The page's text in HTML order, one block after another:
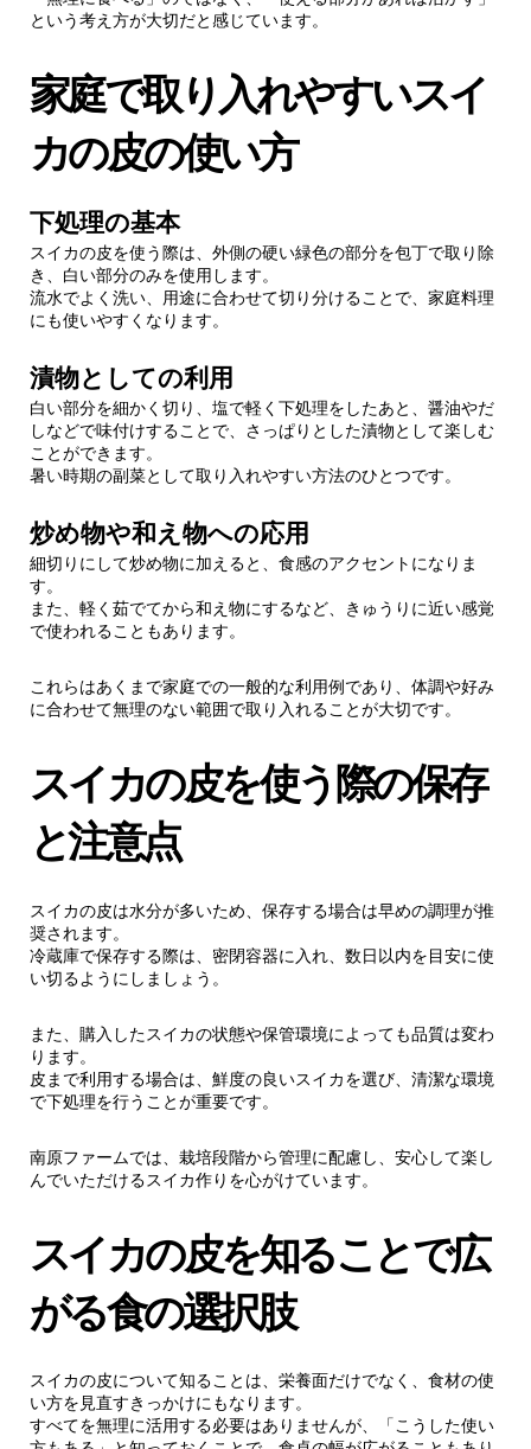
という考え方が大切だと感じています。
家庭で取り入れやすいスイ
カの皮の使い方
下処理の基本
スイカの皮を使う際は、外側の硬い緑色の部分を包丁で取り除
き、白い部分のみを使用します。
流水でよく洗い、用途に合わせて切り分けることで、家庭料理
にも使いやすくなります。
漬物としての利用
白い部分を細かく切り、塩で軽く下処理をしたあと、醤油やだ
しなどで味付けすることで、さっぱりとした漬物として楽しむ
ことができます。
暑い時期の副菜として取り入れやすい方法のひとつです。
炒め物や和え物への応用
細切りにして炒め物に加えると、食感のアクセントになりま
す。
また、軽く茹でてから和え物にするなど、きゅうりに近い感覚
で使われることもあります。
これらはあくまで家庭での一般的な利用例であり、体調や好み
に合わせて無理のない範囲で取り入れることが大切です。
スイカの皮を使う際の保存
と注意点
スイカの皮は水分が多いため、保存する場合は早めの調理が推
奨されます。
冷蔵庫で保存する際は、密閉容器に入れ、数日以内を目安に使
い切るようにしましょう。
また、購入したスイカの状態や保管環境によっても品質は変わ
ります。
皮まで利用する場合は、鮮度の良いスイカを選び、清潔な環境
で下処理を行うことが重要です。
南原ファームでは、栽培段階から管理に配慮し、安心して楽し
んでいただけるスイカ作りを心がけています。
スイカの皮を知ることで広
がる食の選択肢
スイカの皮について知ることは、栄養面だけでなく、食材の使
い方を見直すきっかけにもなります。
すべてを無理に活用する必要はありませんが、「こうした使い